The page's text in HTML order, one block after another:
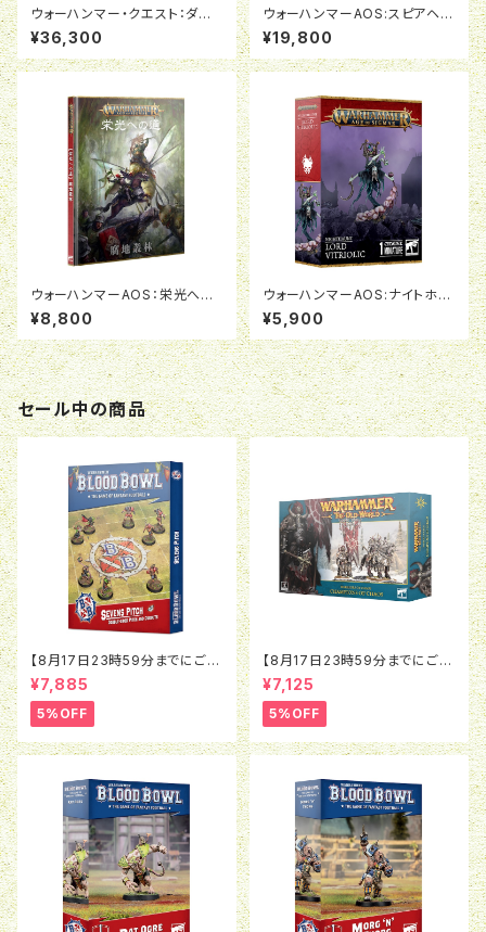
ウォーハンマー・クエスト：ダー
クウォーター（日本語版）
¥36,300
ウォーハンマーAOS:スピアヘッ
ド:ナイトホーント:呪われし咎者
の群れ
¥19,800
ウォーハンマーAOS：栄光への
道：腐地叢林（日本語版）
¥8,800
ウォーハンマーAOS:ナイトホー
ント:ロード・ヴィトリオリック
¥5,900
セール中の商品
【8月17日23時59分までにご予
約で5％OFF】ブラッドボウル：セ
ヴンズピッチ（2026）
¥7,885
5%OFF
【8月17日23時59分までにご予
約で5％OFF】オールドワール
ド：ウォリアー・オヴ・ケイオス：チ
ャンピオン・オヴ・ケイオス
¥7,125
5%OFF